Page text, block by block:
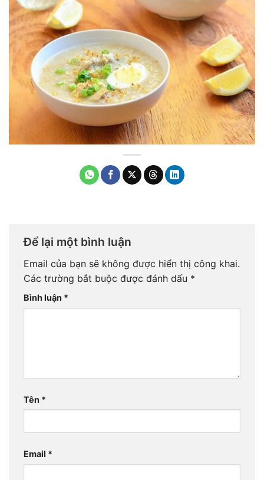
Để lại một bình luận
Email của bạn sẽ không được hiển thị công khai.
Các trường bắt buộc được đánh dấu *
Bình luận *
Tên *
Email *